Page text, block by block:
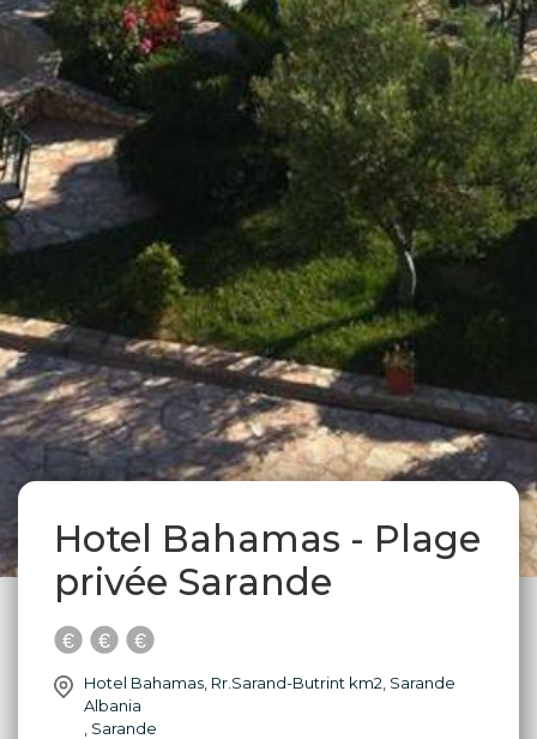
Hotel Bahamas - Plage
privée Sarande
Hotel Bahamas, Rr.Sarand-Butrint km2, Sarande
Albania
Sarande